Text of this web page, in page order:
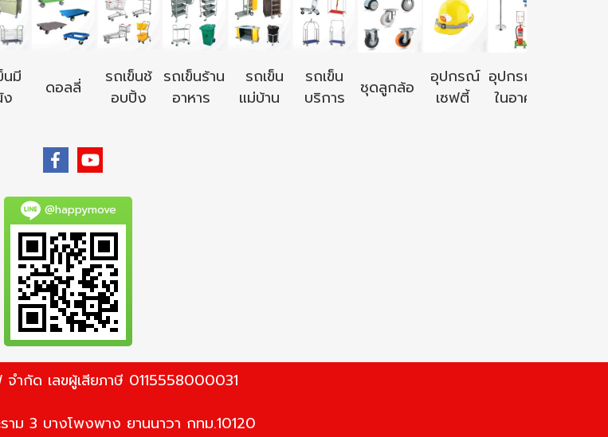
นมี
ดอลลี่
รถเข็นช้
อบปิ้ง
รถเข็นร้าน
อาหาร
รถเข็น
แม่บ้าน
รถเข็น
บริการ
ชุดลูกล้อ
อุปกรณ์
เซฟตี้
อุปกรณ์ใช้
ในอาคาร
@happymove
ำกัด เลขผู้เสียภาษี 0115558000031
าม 3 บางโพงพาง ยานนาวา กทม.10120